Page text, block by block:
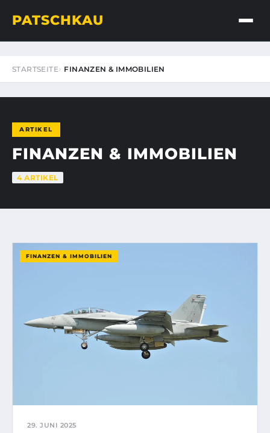
PATSCHKAU
STARTSEITE FINANZEN & IMMOBILIEN
ARTIKEL
FINANZEN & IMMOBILIEN
4 ARTIKEL
FINANZEN & IMMOBILIEN
29. JUNI 2025